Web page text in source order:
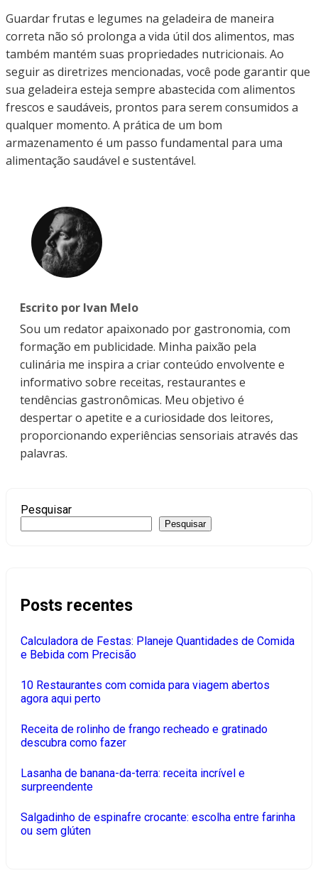
Guardar frutas e legumes na geladeira de maneira
correta não só prolonga a vida útil dos alimentos, mas
também mantém suas propriedades nutricionais. Ao
seguir as diretrizes mencionadas, você pode garantir que
sua geladeira esteja sempre abastecida com alimentos
frescos e saudáveis, prontos para serem consumidos a
qualquer momento. A prática de um bom
armazenamento é um passo fundamental para uma
alimentação saudável e sustentável.
Escrito por Ivan Melo
Sou um redator apaixonado por gastronomia, com
formação em publicidade. Minha paixão pela
culinária me inspira a criar conteúdo envolvente e
informativo sobre receitas, restaurantes e
tendências gastronômicas. Meu objetivo é
despertar o apetite e a curiosidade dos leitores,
proporcionando experiências sensoriais através das
palavras.
Pesquisar
Pesquisar
Posts recentes
Calculadora de Festas: Planeje Quantidades de Comida
e Bebida com Precisão
10 Restaurantes com comida para viagem abertos
agora aqui perto
Receita de rolinho de frango recheado e gratinado
descubra como fazer
Lasanha de banana-da-terra: receita incrível e
surpreendente
Salgadinho de espinafre crocante: escolha entre farinha
ou sem glúten